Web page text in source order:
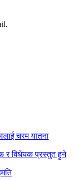
चरम यातना
र विधेयक प्रस्तुत हुने